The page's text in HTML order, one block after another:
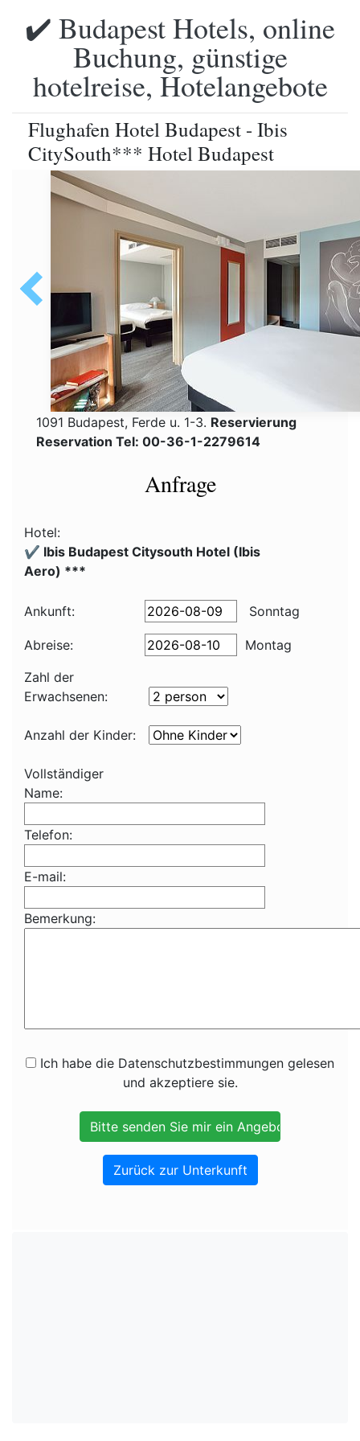
✔️ Budapest Hotels, online
Buchung, günstige
hotelreise, Hotelangebote
Flughafen Hotel Budapest - Ibis
CitySouth*** Hotel Budapest
1091 Budapest, Ferde u. 1-3. Reservierung
Reservation Tel: 00-36-1-2279614
Anfrage
Hotel:
✔️ Ibis Budapest Citysouth Hotel (Ibis
Aero) ***
Ankunft: Sonntag
Abreise:
Montag
Zahl der
Erwachsenen:
Anzahl der Kinder:
Vollständiger
Name:
Telefon:
E-mail:
Bemerkung:
Ich habe die Datenschutzbestimmungen gelesen
und akzeptiere sie.
Zurück zur Unterkunft